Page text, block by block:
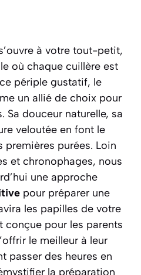
à votre tout-petit,
où chaque cuillère est
périple gustatif, le
un allié de choix pour
Sa douceur naturelle, sa
veloutée en font le
purées. Loin
et chronophages, nous
une approche
pour préparer une
les papilles de votre
conçue pour les parents
le meilleur à leur
passer des heures en
la préparation